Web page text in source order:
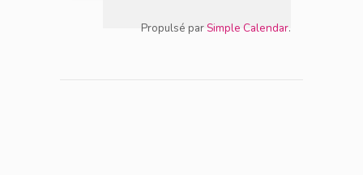
Propulsé par Simple Calendar.